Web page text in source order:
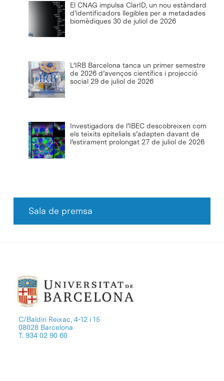
El CNAG impulsa ClarID, un nou estàndard
d’identificadors llegibles per a metadades
biomèdiques 30 de juliol de 2026
L’IRB Barcelona tanca un primer semestre
de 2026 d’avenços científics i projecció
social 29 de juliol de 2026
Investigadors de l’IBEC descobreixen com
els teixits epitelials s’adapten davant de
l’estirament prolongat 27 de juliol de 2026
Sala de premsa
C/Baldiri Reixac, 4-12 i 15
08028 Barcelona
T. 934 02 90 60